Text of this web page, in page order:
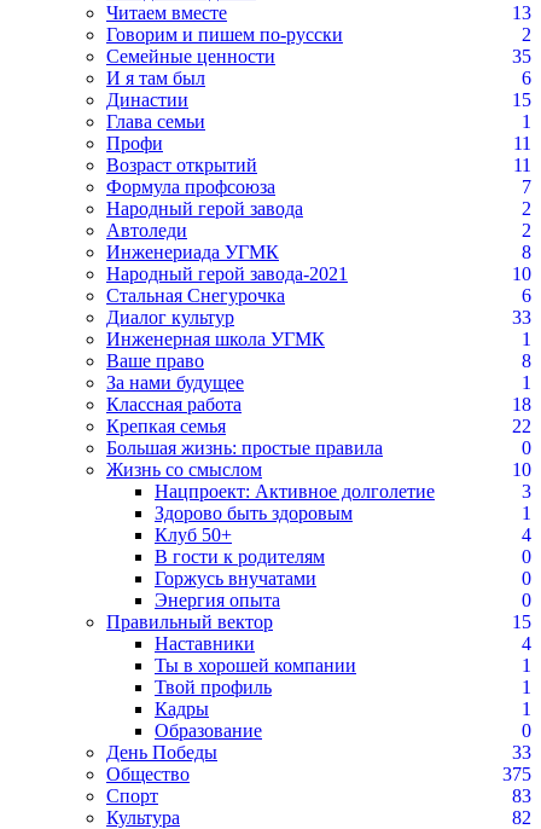
Читаем вместе
13
Говорим и пишем по-русски
2
Семейные ценности
35
И я там был
6
Династии
15
Глава семьи
1
Профи
11
Возраст открытий
11
Формула профсоюза
7
Народный герой завода
2
Автоледи
2
Инженериада УГМК
8
Народный герой завода-2021
10
Стальная Снегурочка
6
Диалог культур
33
Инженерная школа УГМК
1
Ваше право
8
За нами будущее
1
Классная работа
18
Крепкая семья
22
Большая жизнь: простые правила
0
Жизнь со смыслом
10
Нацпроект: Активное долголетие
3
Здорово быть здоровым
1
Клуб 50+
4
В гости к родителям
0
Горжусь внучатами
0
Энергия опыта
0
Правильный вектор
15
Наставники
4
Ты в хорошей компании
1
Твой профиль
1
Кадры
1
Образование
0
День Победы
33
Общество
375
Спорт
83
Культура
82